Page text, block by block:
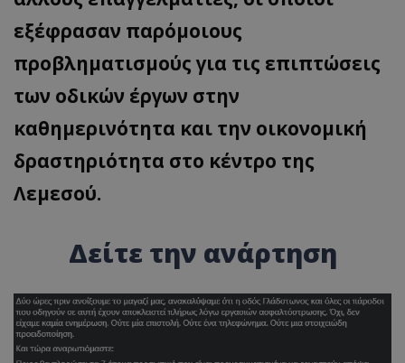
εξέφρασαν παρόμοιους
προβληματισμούς για τις επιπτώσεις
των οδικών έργων στην
καθημερινότητα και την οικονομική
δραστηριότητα στο κέντρο της
Λεμεσού.
Δείτε την ανάρτηση